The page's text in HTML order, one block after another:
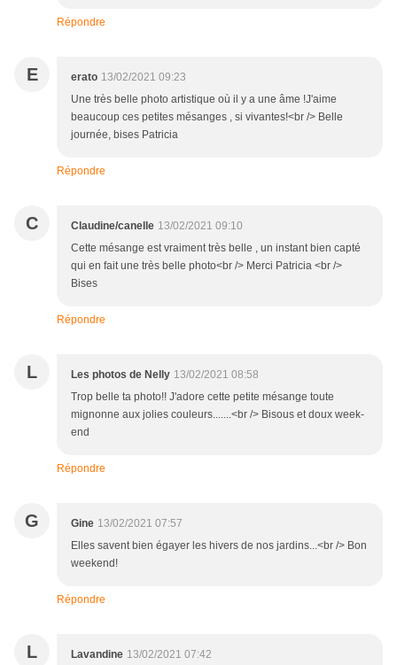
Répondre
E erato 13/02/2021 09:23
Une très belle photo artistique où il y a une âme !J'aime
beaucoup ces petites mésanges , si vivantes!<br /> Belle
journée, bises Patricia
Répondre
C Claudine/canelle 13/02/2021 09:10
Cette mésange est vraiment très belle , un instant bien capté
qui en fait une très belle photo<br /> Merci Patricia <br />
Bises
Répondre
L Les photos de Nelly 13/02/2021 08:58
Trop belle ta photo!! J'adore cette petite mésange toute
mignonne aux jolies couleurs.......<br /> Bisous et doux week-
end
Répondre
G Gine 13/02/2021 07:57
Elles savent bien égayer les hivers de nos jardins...<br /> Bon
weekend!
Répondre
L Lavandine 13/02/2021 07:42